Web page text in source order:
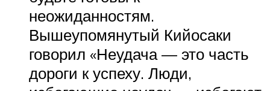
неожиданностям.
Вышеупомянутый Кийосаки
говорил «Неудача — это часть
дороги к успеху. Люди,